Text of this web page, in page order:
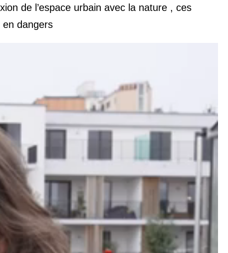
de l’espace urbain avec la nature , ces
dangers.